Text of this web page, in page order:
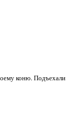
коню. Подъехали